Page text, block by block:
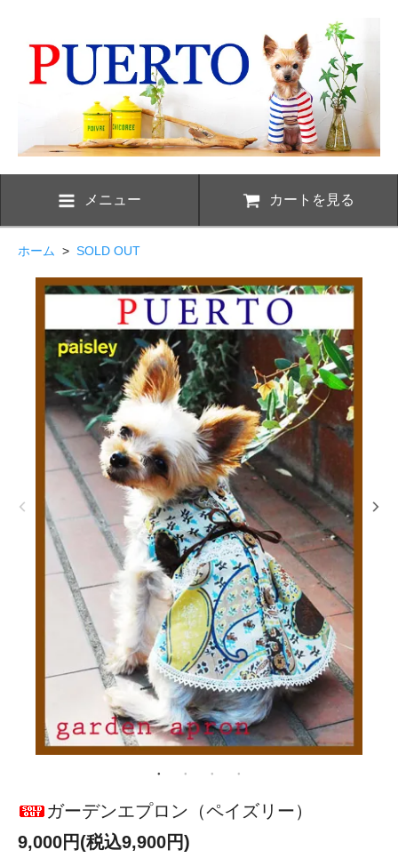
メニュー カートを見る
ホーム > SOLD OUT
ガーデンエプロン（ペイズリー）
9,000円(税込9,900円)